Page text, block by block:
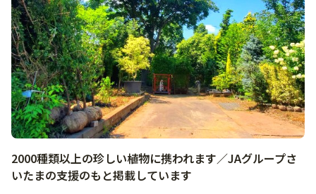
2000種類以上の珍しい植物に携われます／JAグループさ
いたまの支援のもと掲載しています